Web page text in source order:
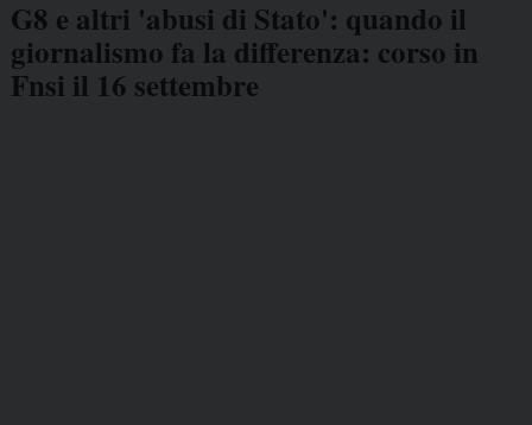
G8 e altri 'abusi di Stato': quando il
giornalismo fa la differenza: corso in
Fnsi il 16 settembre